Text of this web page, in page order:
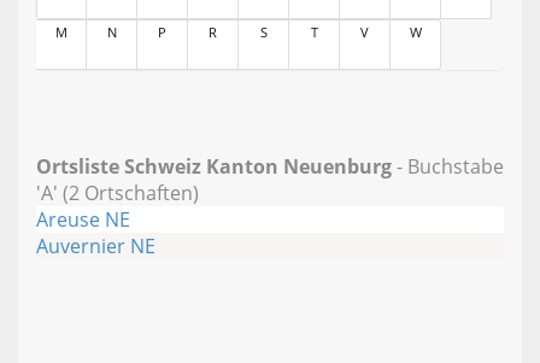
M N P R S T V W
Ortsliste Schweiz Kanton Neuenburg- Buchstabe
'A' (2 Ortschaften)
Areuse NE
Auvernier NE